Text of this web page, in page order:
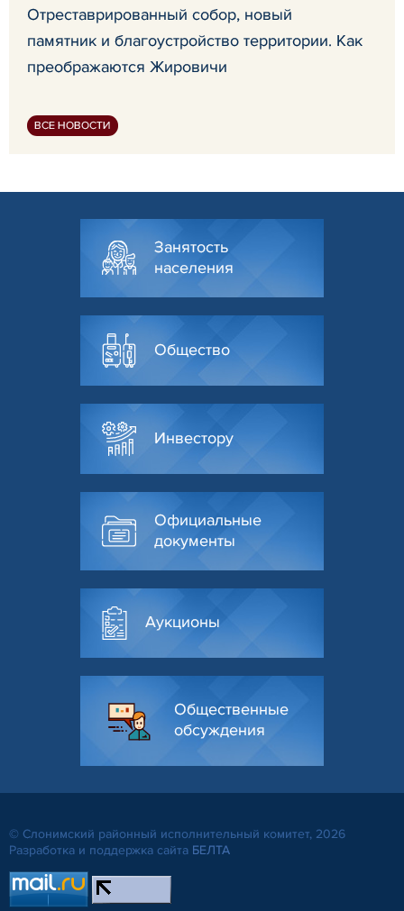
Отреставрированный собор, новый
памятник и благоустройство территории. Как
преображаются Жировичи
ВСЕ НОВОСТИ
Занятость
населения
Общество
Инвестору
Официальные
документы
Аукционы
Общественные
обсуждения
© Слонимский районный исполнительный комитет, 2026
Разработка и поддержка сайта БЕЛТА